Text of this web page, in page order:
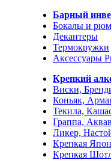
Барный
Бокалы и
Декантеры
Термокружки
Аксессуары
Крепкий
Виски,
Коньяк,
Текила,
Граппа,
Ликер,
Крепкая
Крепкая